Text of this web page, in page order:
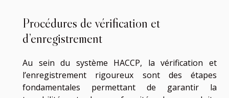
Procédures de vérification et
d’enregistrement
Au sein du système HACCP, la vérification et
l’enregistrement rigoureux sont des étapes
fondamentales permettant de garantir la